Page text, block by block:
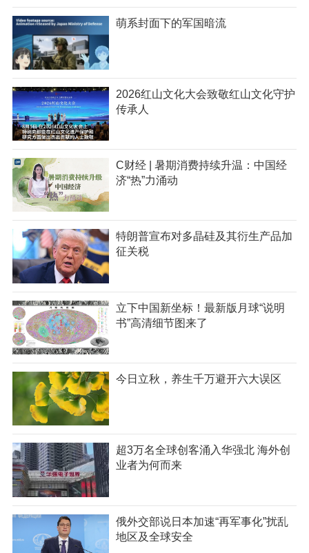
萌系封面下的军国暗流
2026红山文化大会致敬红山文化守护
传承人
C财经 | 暑期消费持续升温：中国经
济“热”力涌动
特朗普宣布对多晶硅及其衍生产品加
征关税
立下中国新坐标！最新版月球“说明
书”高清细节图来了
今日立秋，养生千万避开六大误区
超3万名全球创客涌入华强北 海外创
业者为何而来
俄外交部说日本加速“再军事化”扰乱
地区及全球安全